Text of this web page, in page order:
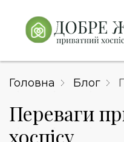
Головна Блог
Переваги
хоспісу